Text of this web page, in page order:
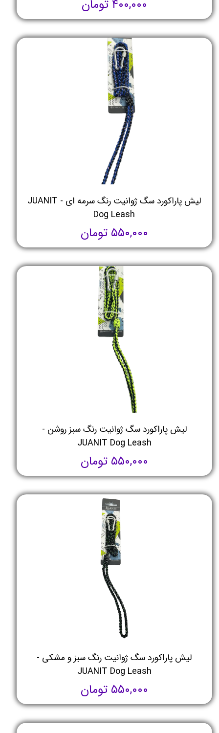
۴۰۰,۰۰۰ تومان
لیش پاراکورد سگ ژوانیت رنگ سرمه ای - JUANIT
Dog Leash
۵۵۰,۰۰۰ تومان
لیش پاراکورد سگ ژوانیت رنگ سبز روشن -
JUANIT Dog Leash
۵۵۰,۰۰۰ تومان
لیش پاراکورد سگ ژوانیت رنگ سبز و مشکی -
JUANIT Dog Leash
۵۵۰,۰۰۰ تومان